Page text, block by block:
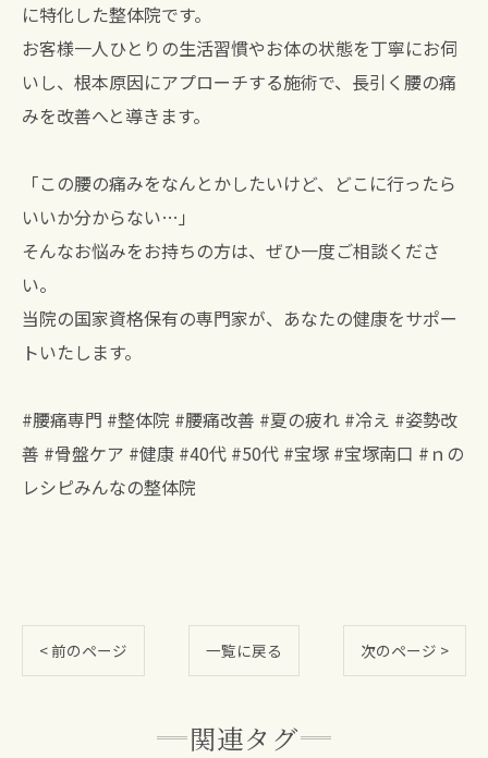
に特化した整体院です。
お客様一人ひとりの生活習慣やお体の状態を丁寧にお伺
いし、根本原因にアプローチする施術で、長引く腰の痛
みを改善へと導きます。
「この腰の痛みをなんとかしたいけど、どこに行ったら
いいか分からない…」
そんなお悩みをお持ちの方は、ぜひ一度ご相談くださ
い。
当院の国家資格保有の専門家が、あなたの健康をサポー
トいたします。
#腰痛専門 #整体院 #腰痛改善 #夏の疲れ #冷え #姿勢改
善 #骨盤ケア #健康 #40代 #50代 #宝塚 #宝塚南口 #ｎの
レシピみんなの整体院
< 前のページ 一覧に戻る 次のページ >
関連タグ